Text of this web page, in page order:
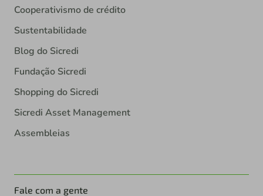
Cooperativismo de crédito
Sustentabilidade
Blog do Sicredi
Fundação Sicredi
Shopping do Sicredi
Sicredi Asset Management
Assembleias
Fale com a gente